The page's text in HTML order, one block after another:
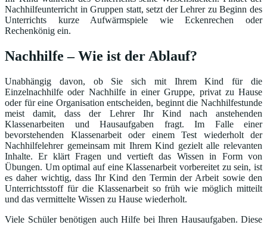
Nachhilfeunterricht in Gruppen statt, setzt der Lehrer zu Beginn des
Unterrichts kurze Aufwärmspiele wie Eckenrechen oder
Rechenkönig ein.
Nachhilfe – Wie ist der Ablauf?
Unabhängig davon, ob Sie sich mit Ihrem Kind für die
Einzelnachhilfe oder Nachhilfe in einer Gruppe, privat zu Hause
oder für eine Organisation entscheiden, beginnt die Nachhilfestunde
meist damit, dass der Lehrer Ihr Kind nach anstehenden
Klassenarbeiten und Hausaufgaben fragt. Im Falle einer
bevorstehenden Klassenarbeit oder einem Test wiederholt der
Nachhilfelehrer gemeinsam mit Ihrem Kind gezielt alle relevanten
Inhalte. Er klärt Fragen und vertieft das Wissen in Form von
Übungen. Um optimal auf eine Klassenarbeit vorbereitet zu sein, ist
es daher wichtig, dass Ihr Kind den Termin der Arbeit sowie den
Unterrichtsstoff für die Klassenarbeit so früh wie möglich mitteilt
und das vermittelte Wissen zu Hause wiederholt.
Viele Schüler benötigen auch Hilfe bei Ihren Hausaufgaben. Diese